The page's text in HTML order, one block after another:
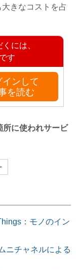
きなコストを占
には、
す
インして
を読む
所に使われサービ
：モノのイン
ニチャネルによる